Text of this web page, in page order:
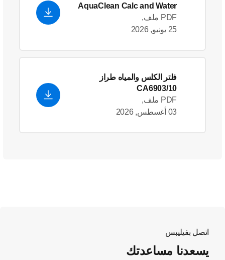
AquaClean Calc and Water
filter CA6903
PDF ملف,
25 يونيو, 2026
فلتر الكلس والمياه طراز
CA6903/10
PDF ملف,
03 أغسطس, 2026
اتصل بفيليبس
يسعدنا مساعدتك